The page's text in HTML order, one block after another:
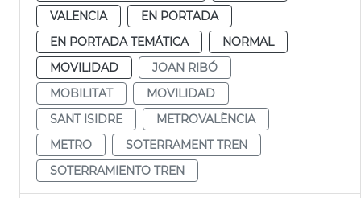
VALENCIA
EN PORTADA
EN PORTADA TEMÁTICA
NORMAL
MOVILIDAD
JOAN RIBÓ
MOBILITAT
MOVILIDAD
SANT ISIDRE
METROVALÈNCIA
METRO
SOTERRAMENT TREN
SOTERRAMIENTO TREN